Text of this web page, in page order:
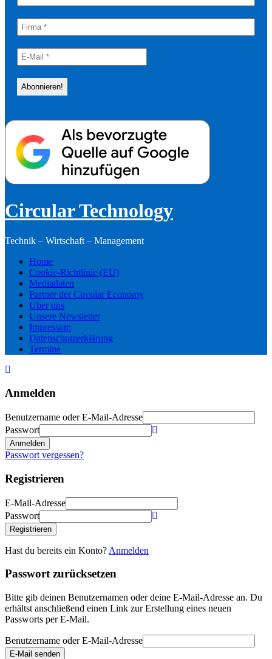
Circular Technology
Technik – Wirtschaft – Management
Home
Cookie-Richtlinie (EU)
Mediadaten
Partner der Circular Economy
Über uns
Unsere Newsletter
Impressum
Datenschutzerklärung
Termine
Anmelden
Benutzername oder E-Mail-Adresse
Passwort
Anmelden
Passwort vergessen?
Registrieren
E-Mail-Adresse
Passwort
Registrieren
Hast du bereits ein Konto? Anmelden
Passwort zurücksetzen
Bitte gib deinen Benutzernamen oder deine E-Mail-Adresse an. Du
erhältst anschließend einen Link zur Erstellung eines neuen
Passworts per E-Mail.
Benutzername oder E-Mail-Adresse
E-Mail senden